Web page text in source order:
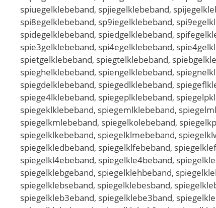
spiuegelklebeband, spjiegelklebeband,
spi8egelklebeband, sp9iegelklebeband,
spidegelklebeband, spiedgelklebeband,
spie3gelklebeband, spi4egelklebeband,
spietgelklebeband, spiegtelklebeband,
spieghelklebeband, spiengelklebeband,
spiegdelklebeband, spiegedlklebeband,
spiege4lklebeband, spiegeplklebeband,
spiegeklklebeband, spiegemlklebeband,
spiegelkmlebeband, spiegelkolebeband,
spiegelklkebeband, spiegelklmebeband,
spiegelkledbeband, spiegelklfebeband,
spiegelkl4ebeband, spiegelkle4beband,
spiegelklebgeband, spiegelklehbeband,
spiegelklebseband, spiegelklebesband,
spiegelkleb3eband, spiegelklebe3band,